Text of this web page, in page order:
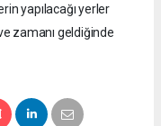
yapılacağı yerler
zamanı geldiğinde